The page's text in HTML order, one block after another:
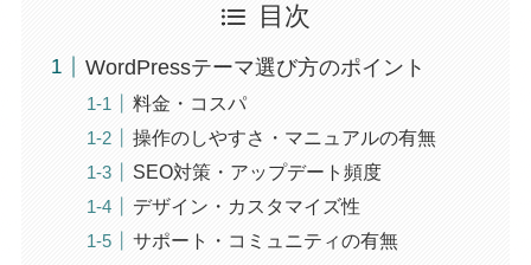
目次
WordPressテーマ選び方のポイント
料金・コスパ
操作のしやすさ・マニュアルの有無
SEO対策・アップデート頻度
デザイン・カスタマイズ性
サポート・コミュニティの有無